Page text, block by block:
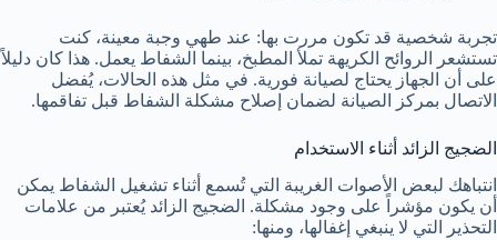
تجربة شخصية قد تكون مررت بها: عند طهي وجبة معينة، كنت
تستشعر الروائح الكريهة تملأ المطبخ، بينما الشفاط يعمل. هذا كان دليلاً
على أن الجهاز يحتاج لصيانة فورية. في مثل هذه الحالات، يُفضل
الاتصال بمركز الصيانة لضمان إصلاح مشكلة الشفاط قبل تفاقمها.
الضجيج الزائد أثناء الاستخدام
انتباهك لبعض الأصوات الغريبة التي تُسمع أثناء تشغيل الشفاط يمكن
أن يكون مؤشراً على وجود مشكلة. الضجيج الزائد يُعتبر من علامات
التحذير التي لا ينبغي إغفالها، ومنها: